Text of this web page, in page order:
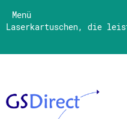
Menü
Laserkartuschen, die